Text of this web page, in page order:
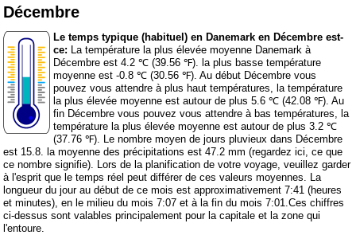
Décembre
Le temps typique (habituel) en Danemark en Décembre est-
ce: La température la plus élevée moyenne Danemark à
Décembre est 4.2 ℃ (39.56 ℉). la plus basse température
moyenne est -0.8 ℃ (30.56 ℉). Au début Décembre vous
pouvez vous attendre à plus haut températures, la température
la plus élevée moyenne est autour de plus 5.6 ℃ (42.08 ℉). Au
fin Décembre vous pouvez vous attendre à bas températures, la
température la plus élevée moyenne est autour de plus 3.2 ℃
(37.76 ℉). Le nombre moyen de jours pluvieux dans Décembre
est 15.8. la moyenne des précipitations est 47.2 mm (regardez ici, ce que
ce nombre signifie). Lors de la planification de votre voyage, veuillez garder
à l'esprit que le temps réel peut différer de ces valeurs moyennes. La
longueur du jour au début de ce mois est approximativement 7:41 (heures
et minutes), en le milieu du mois 7:07 et à la fin du mois 7:01.Ces chiffres
ci-dessus sont valables principalement pour la capitale et la zone qui
l'entoure.